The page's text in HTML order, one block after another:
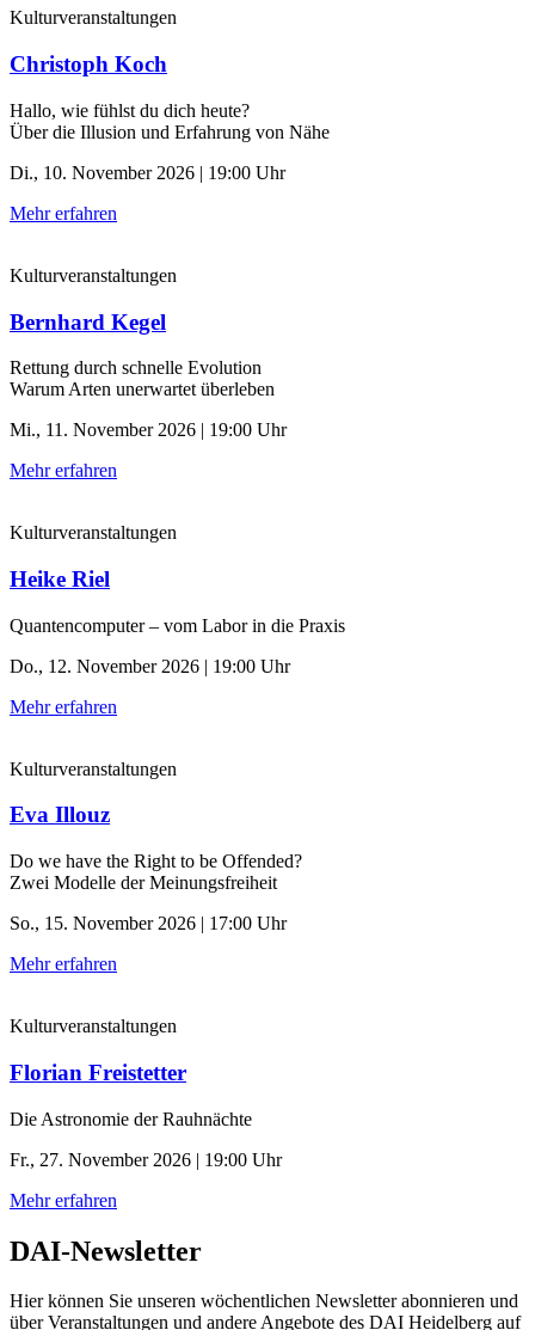
Kulturveranstaltungen
Christoph Koch
Hallo, wie fühlst du dich heute?
Über die Illusion und Erfahrung von Nähe
Di., 10. November 2026 | 19:00 Uhr
Mehr erfahren
Kulturveranstaltungen
Bernhard Kegel
Rettung durch schnelle ­Evolution
Warum Arten unerwartet überleben
Mi., 11. November 2026 | 19:00 Uhr
Mehr erfahren
Kulturveranstaltungen
Heike Riel
Quantencomputer – vom Labor in die Praxis
Do., 12. November 2026 | 19:00 Uhr
Mehr erfahren
Kulturveranstaltungen
Eva Illouz
Do we have the Right to be Offended?
Zwei Modelle der Meinungsfreiheit
So., 15. November 2026 | 17:00 Uhr
Mehr erfahren
Kulturveranstaltungen
Florian Freistetter
Die Astronomie der ­Rauhnächte
Fr., 27. November 2026 | 19:00 Uhr
Mehr erfahren
DAI-Newsletter
Hier können Sie unseren wöchentlichen Newsletter abonnieren und
über Veranstaltungen und andere Angebote des DAI Heidelberg auf